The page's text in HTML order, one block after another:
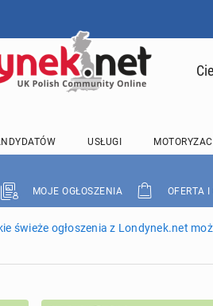
USŁUGI
MOJE OGŁOSZENIA OFERTA I
świeże ogłoszenia z Londynek.net